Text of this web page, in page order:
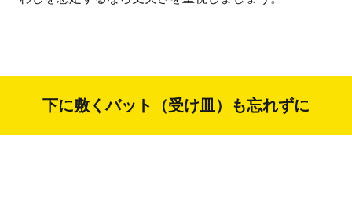
下に敷くバット（受け皿）も忘れずに